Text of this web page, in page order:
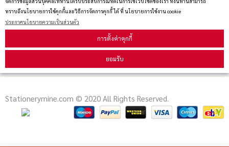
ทราบถึงนโยบายการใช้คุกกี้และวิธีการจัดการคุกกี้ ได้ ที่ นโยบายการใช้งาน cookie
ประกาศนโยบายความเป็นส่วนตัว
การตั้งค่าคุกกี้
ยอมรับ
รับข่าวสาร
Stationerymine.com © 2020 All Rights Reserved.